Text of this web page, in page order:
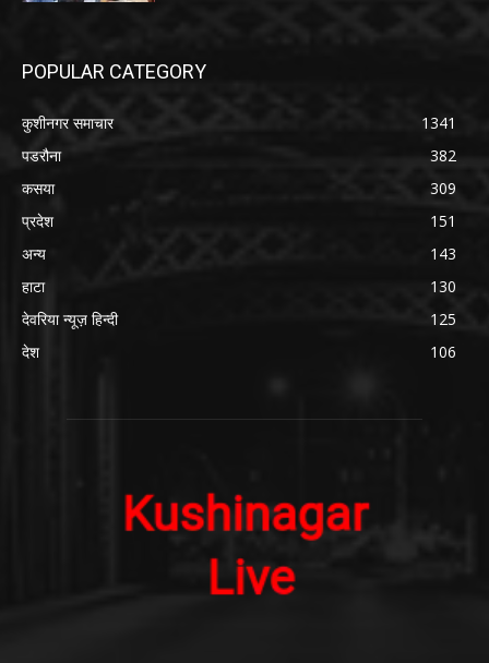
POPULAR CATEGORY
कुशीनगर समाचार
1341
पडरौना
382
कसया
309
प्रदेश
151
अन्य
143
हाटा
130
देवरिया न्यूज़ हिन्दी
125
देश
106